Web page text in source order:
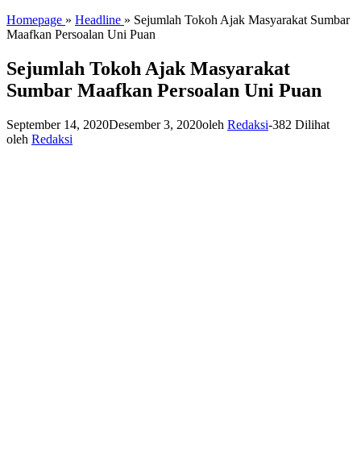
Homepage » Headline » Sejumlah Tokoh Ajak Masyarakat Sumbar
Maafkan Persoalan Uni Puan
Sejumlah Tokoh Ajak Masyarakat
Sumbar Maafkan Persoalan Uni Puan
September 14, 2020Desember 3, 2020oleh Redaksi-382 Dilihat
oleh Redaksi